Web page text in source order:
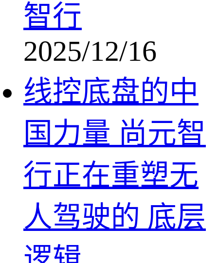
智行
2025/12/16
线控底盘的中
国力量 尚元智
行正在重塑无
人驾驶的 底层